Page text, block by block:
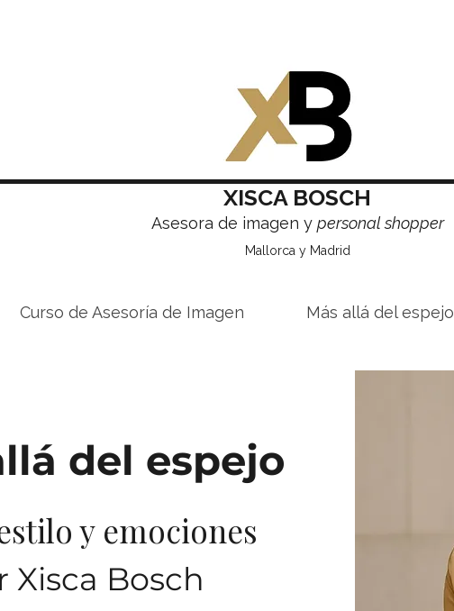
Curso de Asesoría de Imagen Más allá del espejo
XISCA BOSCH
Asesora de imagen y personal shopper
Mallorca y Madrid
y emociones
Xisca Bosch
del espejo